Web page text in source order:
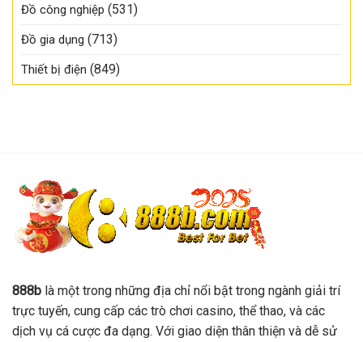
Đồ công nghiệp (531)
Đồ gia dụng (713)
Thiết bị điện (849)
888b là một trong những địa chỉ nổi bật trong ngành giải trí
trực tuyến, cung cấp các trò chơi casino, thể thao, và các
dịch vụ cá cược đa dạng. Với giao diện thân thiện và dễ sử